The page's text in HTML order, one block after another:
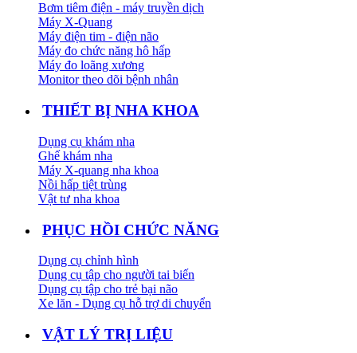
Bơm tiêm điện - máy truyền dịch
Máy X-Quang
Máy điện tim - điện não
Máy đo chức năng hô hấp
Máy đo loãng xương
Monitor theo dõi bệnh nhân
THIẾT BỊ NHA KHOA
Dụng cụ khám nha
Ghế khám nha
Máy X-quang nha khoa
Nồi hấp tiệt trùng
Vật tư nha khoa
PHỤC HỒI CHỨC NĂNG
Dụng cụ chỉnh hình
Dụng cụ tập cho người tai biến
Dụng cụ tập cho trẻ bại não
Xe lăn - Dụng cụ hỗ trợ di chuyển
VẬT LÝ TRỊ LIỆU